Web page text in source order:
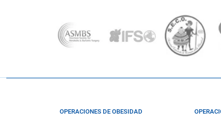
OPERACIONES DE OBESIDAD